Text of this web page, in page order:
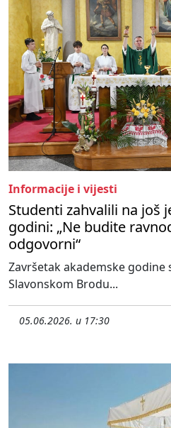
Informacije i vijesti
Studenti zahvalili na još
godini: „Ne budite
odgovorni“
Završetak akademske godine
Slavonskom Brodu...
05.06.2026. u 17:30